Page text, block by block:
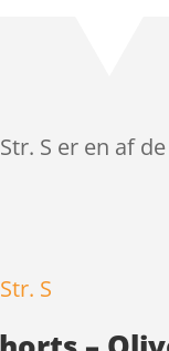
S er en af